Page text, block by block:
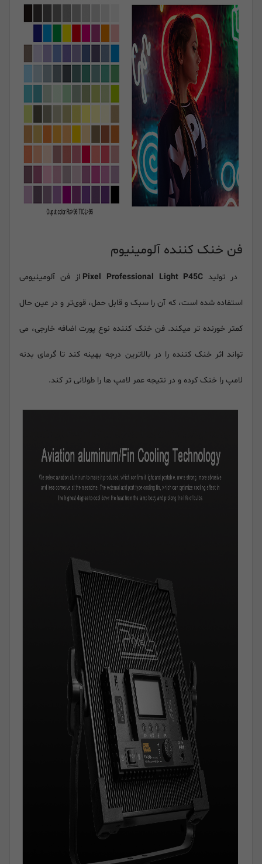
فن خنک کننده آلومینیوم
در تولید Pixel Professional Light P45C از فن آلومینیومی
استفاده شده است، که آن را سبک و قابل حمل، قوی‌تر و در عین حال
کمتر خورنده تر میکند. فن خنک کننده نوع پورت اضافه خارجی، می
تواند اثر خنک کننده را در بالاترین درجه بهینه کند تا گرمای بدنه
لامپ را خنک کرده و در نتیجه عمر لامپ ها را طولانی تر کند.